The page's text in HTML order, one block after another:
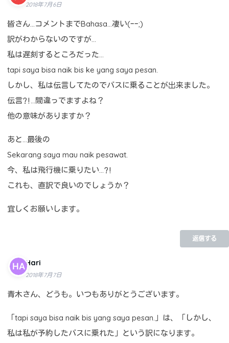
2018年7月6日
皆さん…コメントまでBahasa…凄い(ｰｰ;)
訳がわからないのですが…
私は遅刻するところだった…
tapi saya bisa naik bis ke yang saya pesan.
しかし、私は伝言してたのでバスに乗ることが出来ました。
伝言⁈…間違っでますよね？
他の意味がありますか？
あと…最後の
Sekarang saya mau naik pesawat.
今、私は飛行機に乗りたい…⁈
これも、直訳で良いのでしょうか？
宜しくお願いします。
返信する
Hari
2018年7月7日
青木さん、どうも。いつもありがとうございます。
「tapi saya bisa naik bis yang saya pesan.」は、「しかし、
私は私が予約したバスに乗れた」という訳になります。